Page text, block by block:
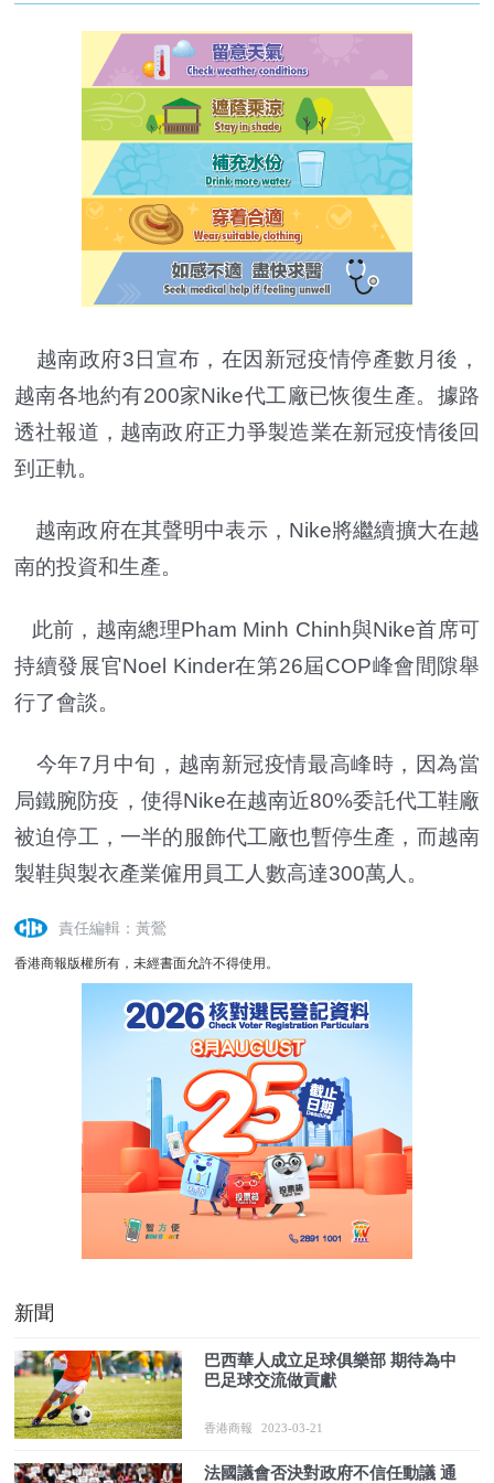
越南政府3日宣布，在因新冠疫情停產數月後，
越南各地約有200家Nike代工廠已恢復生產。據路
透社報道，越南政府正力爭製造業在新冠疫情後回
到正軌。
越南政府在其聲明中表示，Nike將繼續擴大在越
南的投資和生產。
此前，越南總理Pham Minh Chinh與Nike首席可
持續發展官Noel Kinder在第26屆COP峰會間隙舉
行了會談。
今年7月中旬，越南新冠疫情最高峰時，因為當
局鐵腕防疫，使得Nike在越南近80%委託代工鞋廠
被迫停工，一半的服飾代工廠也暫停生產，而越南
製鞋與製衣產業僱用員工人數高達300萬人。
責任編輯：黃鶯
香港商報版權所有，未經書面允許不得使用。
新聞
巴西華人成立足球俱樂部 期待為中
巴足球交流做貢獻
香港商報 2023-03-21
法國議會否決對政府不信任動議 通